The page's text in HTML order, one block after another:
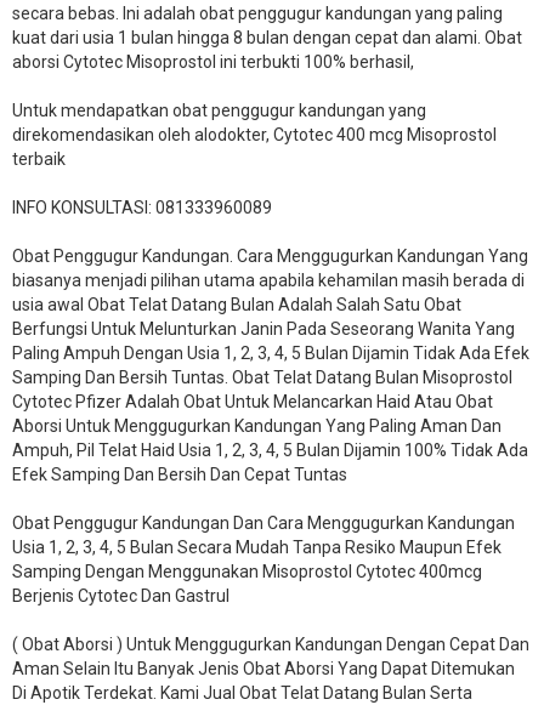
secara bebas. Ini adalah obat penggugur kandungan yang paling
kuat dari usia 1 bulan hingga 8 bulan dengan cepat dan alami. Obat
aborsi Cytotec Misoprostol ini terbukti 100% berhasil,
Untuk mendapatkan obat penggugur kandungan yang
direkomendasikan oleh alodokter, Cytotec 400 mcg Misoprostol
terbaik
INFO KONSULTASI: 081333960089
​Obat Penggugur Kandungan. Cara Menggugurkan Kandungan Yang
biasanya menjadi pilihan utama apabila kehamilan masih berada di
usia awal Obat Telat Datang Bulan Adalah Salah Satu Obat
Berfungsi Untuk Melunturkan Janin Pada Seseorang Wanita Yang
Paling Ampuh Dengan Usia 1, 2, 3, 4, 5 Bulan Dijamin Tidak Ada Efek
Samping Dan Bersih Tuntas. Obat Telat Datang Bulan Misoprostol
Cytotec Pfizer Adalah Obat Untuk Melancarkan Haid Atau Obat
Aborsi Untuk Menggugurkan Kandungan Yang Paling Aman Dan
Ampuh, Pil Telat Haid Usia 1, 2, 3, 4, 5 Bulan Dijamin 100% Tidak Ada
Efek Samping Dan Bersih Dan Cepat Tuntas
Obat Penggugur Kandungan Dan Cara Menggugurkan Kandungan
Usia 1, 2, 3, 4, 5 Bulan Secara Mudah Tanpa Resiko Maupun Efek
Samping Dengan Menggunakan Misoprostol Cytotec 400mcg
Berjenis Cytotec Dan Gastrul
( Obat Aborsi ) Untuk Menggugurkan Kandungan Dengan Cepat Dan
Aman Selain Itu Banyak Jenis Obat Aborsi Yang Dapat Ditemukan
Di Apotik Terdekat. Kami Jual Obat Telat Datang Bulan Serta